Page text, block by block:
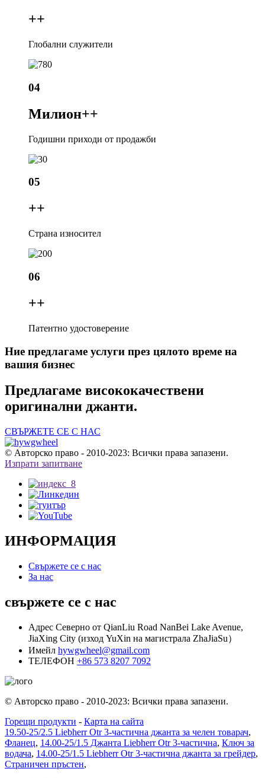
++
Глобални служители
04
Милион++
Годишни приходи от продажби
05
++
Страна износител
06
++
Патентно удостоверение
Ние предлагаме услуги през цялото време на
вашия бизнес
Предлагаме висококачествени
оригинални джанти.
СВЪРЖЕТЕ СЕ С НАС
© Авторско право - 2010-2023: Всички права запазени.
Изпрати запитване
ИНФОРМАЦИЯ
Свържете се с нас
За нас
свържете се с нас
Адрес Северно от QianLiu Road NanBei Lake Avenue,
JiaXing City (изход YuXin на магистрала ZhaJiaSu）
Имейл hywgwheel@gmail.com
ТЕЛЕФОН +86 573 8207 7092
© Авторско право - 2010-2023: Всички права запазени.
Горещи продукти - Карта на сайта
19.50-25/2.5 Liebherr Otr 3-частична джанта за челен товарач,
Фланец, 14.00-25/1.5 Джанта Liebherr Otr 3-частична, Ключ за
водача, 14.00-25/1.5 Liebherr Otr 3-частична джанта за грейдер,
Страничен пръстен,